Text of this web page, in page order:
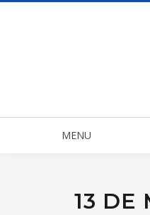
MENU
13 DE